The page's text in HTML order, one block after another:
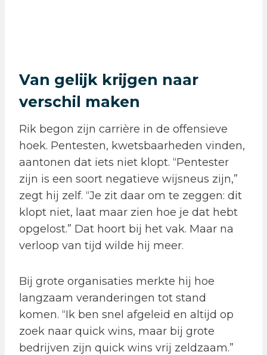
​Van gelijk krijgen naar
verschil maken
Rik begon zijn carrière in de offensieve
hoek. Pentesten, kwetsbaarheden vinden,
aantonen dat iets niet klopt. “Pentester
zijn is een soort negatieve wijsneus zijn,”
zegt hij zelf. “Je zit daar om te zeggen: dit
klopt niet, laat maar zien hoe je dat hebt
opgelost.” Dat hoort bij het vak. Maar na
verloop van tijd wilde hij meer.
Bij grote organisaties merkte hij hoe
langzaam veranderingen tot stand
komen. “Ik ben snel afgeleid en altijd op
zoek naar quick wins, maar bij grote
bedrijven zijn quick wins vrij zeldzaam.”